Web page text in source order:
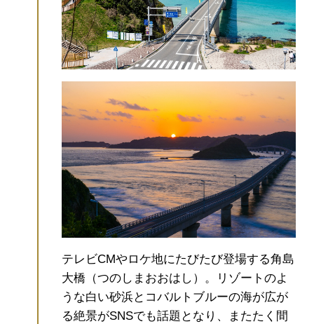
テレビCMやロケ地にたびたび登場する角島
大橋（つのしまおおはし）。リゾートのよ
うな白い砂浜とコバルトブルーの海が広が
る絶景がSNSでも話題となり、またたく間